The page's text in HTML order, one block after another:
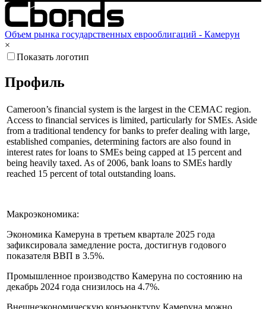
Объем рынка государственных еврооблигаций - Камерун
×
Показать логотип
Профиль
Cameroon’s financial system is the largest in the CEMAC region.
Access to financial services is limited, particularly for SMEs. Aside
from a traditional tendency for banks to prefer dealing with large,
established companies, determining factors are also found in
interest rates for loans to SMEs being capped at 15 percent and
being heavily taxed. As of 2006, bank loans to SMEs hardly
reached 15 percent of total outstanding loans.
Макроэкономика:
Экономика Камеруна в третьем квартале 2025 года
зафиксировала замедление роста, достигнув годового
показателя ВВП в 3.5%.
Промышленное производство Камеруна по состоянию на
декабрь 2024 года снизилось на 4.7%.
Внешнеэкономическую конъюнктуру Камеруна можно